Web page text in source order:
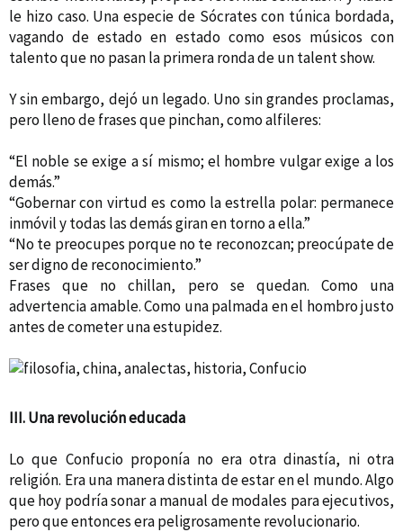
le hizo caso. Una especie de Sócrates con túnica bordada,
vagando de estado en estado como esos músicos con
talento que no pasan la primera ronda de un talent show.
Y sin embargo, dejó un legado. Uno sin grandes proclamas,
pero lleno de frases que pinchan, como alfileres:
“El noble se exige a sí mismo; el hombre vulgar exige a los
demás.”
“Gobernar con virtud es como la estrella polar: permanece
inmóvil y todas las demás giran en torno a ella.”
“No te preocupes porque no te reconozcan; preocúpate de
ser digno de reconocimiento.”
Frases que no chillan, pero se quedan. Como una
advertencia amable. Como una palmada en el hombro justo
antes de cometer una estupidez.
III. Una revolución educada
Lo que Confucio proponía no era otra dinastía, ni otra
religión. Era una manera distinta de estar en el mundo. Algo
que hoy podría sonar a manual de modales para ejecutivos,
pero que entonces era peligrosamente revolucionario.